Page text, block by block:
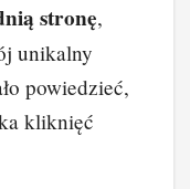
stronę,
unikalny
powiedzieć,
kliknięć